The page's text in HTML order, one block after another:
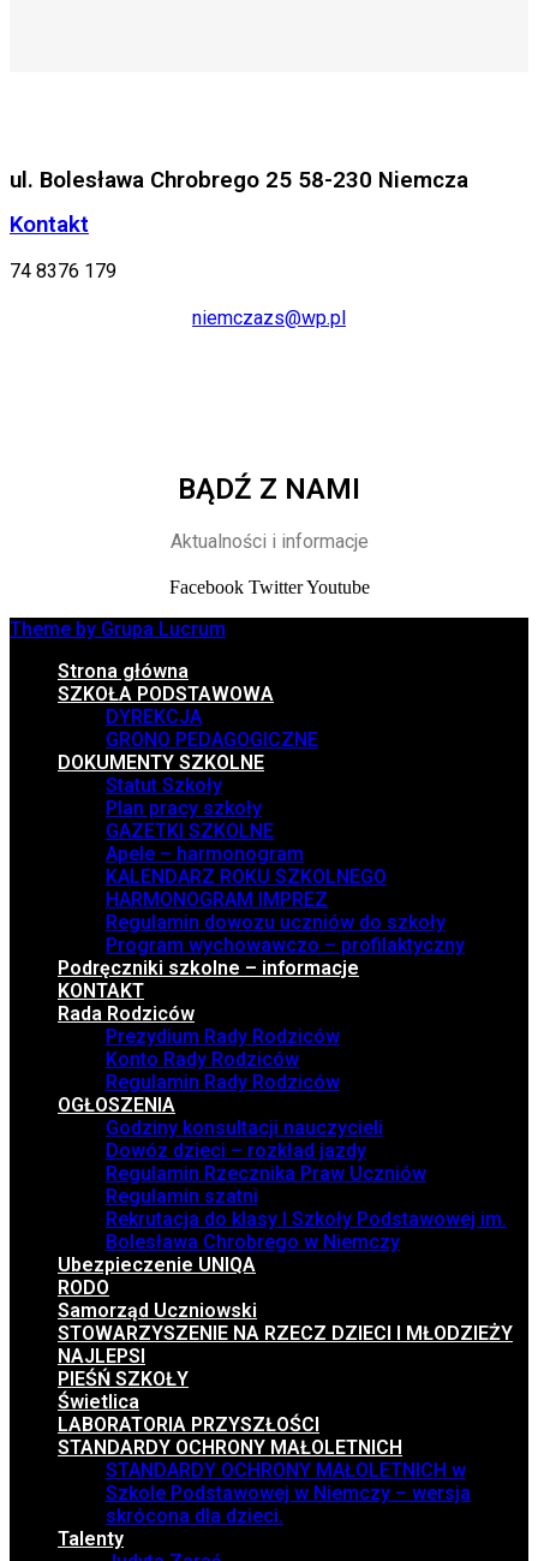
ul. Bolesława Chrobrego 25 58-230 Niemcza
Kontakt
74 8376 179
niemczazs@wp.pl
BĄDŹ Z NAMI
Aktualności i informacje
Facebook Twitter Youtube
Theme by Grupa Lucrum
Strona główna
SZKOŁA PODSTAWOWA
DYREKCJA
GRONO PEDAGOGICZNE
DOKUMENTY SZKOLNE
Statut Szkoły
Plan pracy szkoły
GAZETKI SZKOLNE
Apele – harmonogram
KALENDARZ ROKU SZKOLNEGO
HARMONOGRAM IMPREZ
Regulamin dowozu uczniów do szkoły
Program wychowawczo – profilaktyczny
Podręczniki szkolne – informacje
KONTAKT
Rada Rodziców
Prezydium Rady Rodziców
Konto Rady Rodziców
Regulamin Rady Rodziców
OGŁOSZENIA
Godziny konsultacji nauczycieli
Dowóz dzieci – rozkład jazdy
Regulamin Rzecznika Praw Uczniów
Regulamin szatni
Rekrutacja do klasy I Szkoły Podstawowej im.
Bolesława Chrobrego w Niemczy
Ubezpieczenie UNIQA
RODO
Samorząd Uczniowski
STOWARZYSZENIE NA RZECZ DZIECI I MŁODZIEŻY
NAJLEPSI
PIEŚŃ SZKOŁY
Świetlica
LABORATORIA PRZYSZŁOŚCI
STANDARDY OCHRONY MAŁOLETNICH
STANDARDY OCHRONY MAŁOLETNICH w
Szkole Podstawowej w Niemczy – wersja
skrócona dla dzieci.
Talenty